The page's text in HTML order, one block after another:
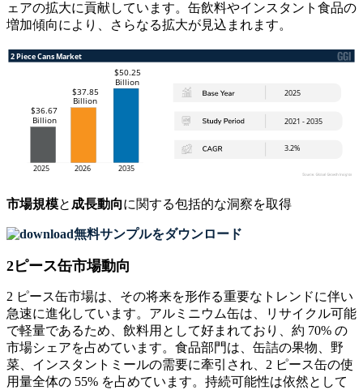
ェアの拡大に貢献しています。缶飲料やインスタント食品の
増加傾向により、さらなる拡大が見込まれます。
市場規模と成長動向に関する包括的な洞察を取得
無料サンプルをダウンロード
2ピース缶市場動向
2 ピース缶市場は、その将来を形作る重要なトレンドに伴い
急速に進化しています。アルミニウム缶は、リサイクル可能
で軽量であるため、飲料用として好まれており、約 70% の
市場シェアを占めています。食品部門は、缶詰の果物、野
菜、インスタントミールの需要に牽引され、2 ピース缶の使
用量全体の 55% を占めています。持続可能性は依然として